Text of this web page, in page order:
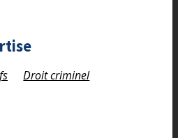
Droit criminel